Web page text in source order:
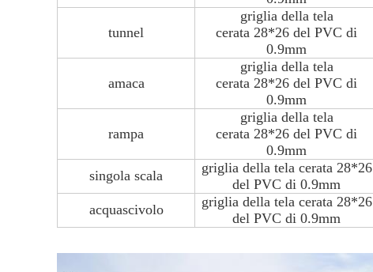
tunnel
griglia della tela
cerata 28*26 del PVC di
0.9mm
amaca
griglia della tela
cerata 28*26 del PVC di
0.9mm
rampa
griglia della tela
cerata 28*26 del PVC di
0.9mm
singola scala
griglia della tela cerata 28*26
del PVC di 0.9mm
acquascivolo
griglia della tela cerata 28*26
del PVC di 0.9mm